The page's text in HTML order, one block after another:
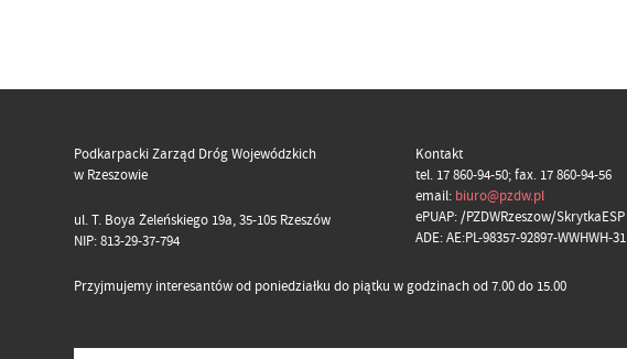
Podkarpacki Zarząd Dróg Wojewódzkich
w Rzeszowie
ul. T. Boya Żeleńskiego 19a, 35-105 Rzeszów
NIP: 813-29-37-794
Kontakt
tel. 17 860-94-50; fax. 17 860-94-56
email: biuro@pzdw.pl
ePUAP: /PZDWRzeszow/SkrytkaESP
ADE: AE:PL-98357-92897-WWHWH-31
Przyjmujemy interesantów od poniedziałku do piątku w godzinach od 7.00 do 15.00